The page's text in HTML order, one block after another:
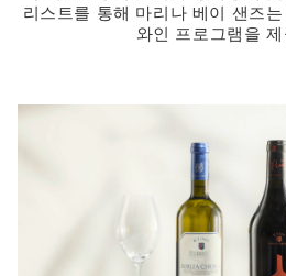
Spago 다이닝 룸
KOMA Singapore
리스트를 통해 마리나 베이 샌즈
와인 프로그램을